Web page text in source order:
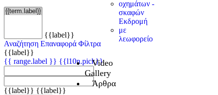
οχημάτων -
σκαφών
Εκδρομή
με
λεωφορείο
Video
Gallery
Άρθρα
{{label}}
Αναζήτηση Επαναφορά Φίλτρα
{{label}}
{{ range.label }} {{l10n.pick}}
{{label}} {{label}}